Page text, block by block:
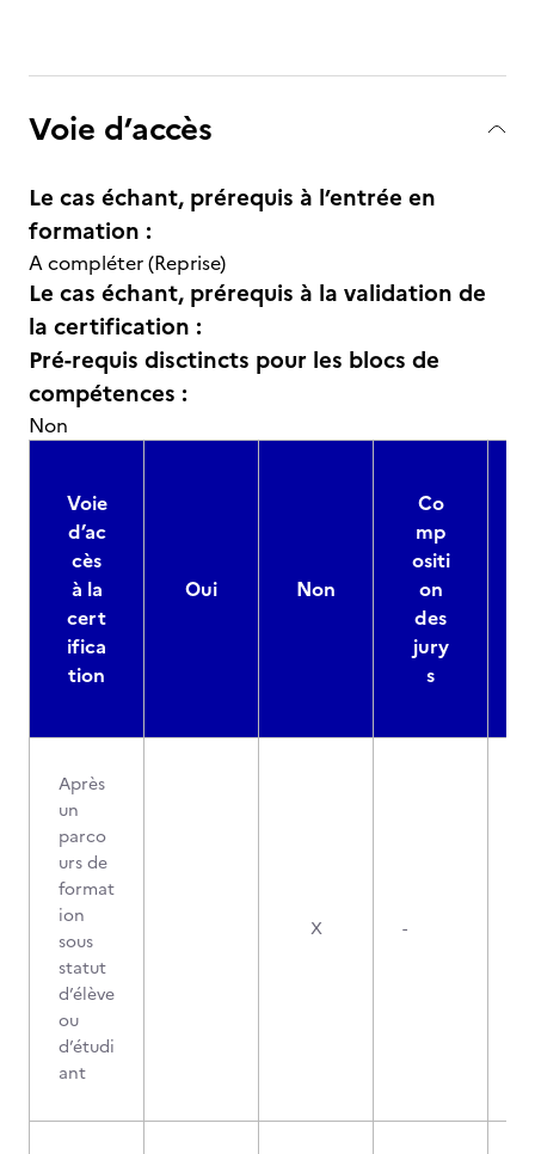
Voie d’accès
Le cas échant, prérequis à l’entrée en
formation :
A compléter (Reprise)
Le cas échant, prérequis à la validation de
la certification :
Pré-requis disctincts pour les blocs de
compétences :
Non
Voie
d’ac
cès
à la
cert
ifica
tion
Oui Non
Co
mp
ositi
on
des
jury
s
Après
un
parco
urs de
format
ion
sous
statut
d’élève
ou
d’étudi
ant
X -